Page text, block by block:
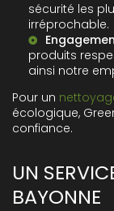
sécurité les
irréprochable.
produits
ainsi notre
Pour un
écologique,
confiance.
UN
BAYONNE